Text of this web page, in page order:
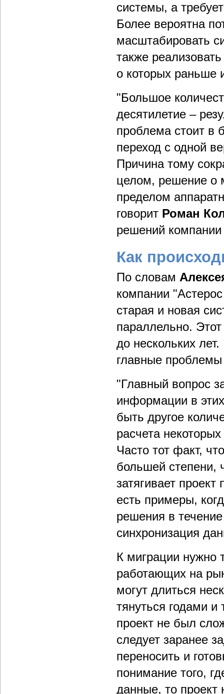
системы, а
Более вероятна
масштабировать
также
о которых раньше
"Большое
десятилетие –
проблема стоит в
переход с одной
Причина тому
целом, решение о
пределом
говорит Роман
решений компании
Как
По словам
компании
старая и новая
параллельно.
до нескольких
главные
"Главный вопрос
информации в
быть другое
расчета
Часто тот факт,
большей степени,
затягивает
есть примеры,
решения в
синхронизация
К миграции нужно
работающих на
могут длиться
тянуться годами
проект не был
следует заранее
переносить и
понимание того,
данные, то